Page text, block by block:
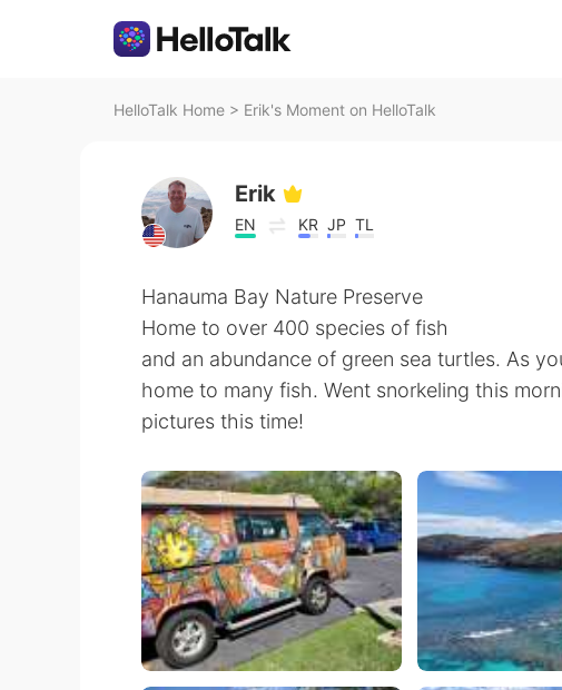
HelloTalk Home > Erik's Moment on HelloTalk
Erik
EN KR JP TL
Hanauma Bay Nature Preserve
Home to over 400 species of fish
and an abundance of green sea turtles. As
home to many fish. Went snorkeling this
pictures this time!